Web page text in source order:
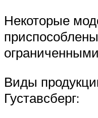
Некоторые
Виды
Густавсберг: